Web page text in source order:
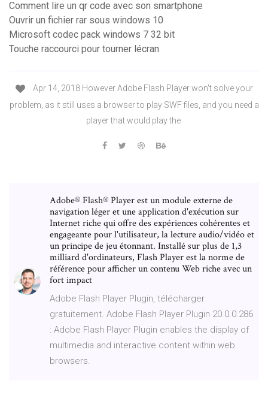
Comment lire un qr code avec son smartphone
Ouvrir un fichier rar sous windows 10
Microsoft codec pack windows 7 32 bit
Touche raccourci pour tourner lécran
Apr 14, 2018 However Adobe Flash Player won't solve your
problem, as it still uses a browser to play SWF files, and you need a
player that would play the
Adobe® Flash® Player est un module externe de
navigation léger et une application d'exécution sur
Internet riche qui offre des expériences cohérentes et
engageante pour l'utilisateur, la lecture audio/vidéo et
un principe de jeu étonnant. Installé sur plus de 1,3
milliard d'ordinateurs, Flash Player est la norme de
référence pour afficher un contenu Web riche avec un
fort impact
Adobe Flash Player Plugin, télécharger
gratuitement. Adobe Flash Player Plugin 20.0.0.286
: Adobe Flash Player Plugin enables the display of
multimedia and interactive content within web
browsers.